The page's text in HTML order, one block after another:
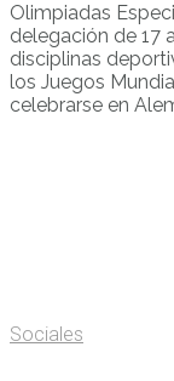
Olimpiadas
delegación de 17
disciplinas
los Juegos
celebrarse en
Sociales